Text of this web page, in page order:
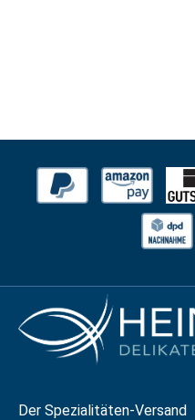
Der Spezialitäten-Versand